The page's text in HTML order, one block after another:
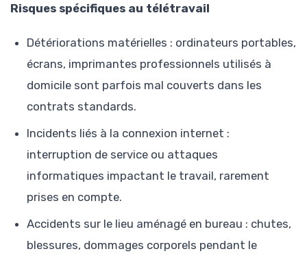
Risques spécifiques au télétravail
Détériorations matérielles : ordinateurs portables,
écrans, imprimantes professionnels utilisés à
domicile sont parfois mal couverts dans les
contrats standards.
Incidents liés à la connexion internet :
interruption de service ou attaques
informatiques impactant le travail, rarement
prises en compte.
Accidents sur le lieu aménagé en bureau : chutes,
blessures, dommages corporels pendant le